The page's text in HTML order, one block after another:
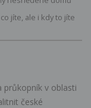
jíte, ale i kdy to jíte
průkopník v oblasti
české